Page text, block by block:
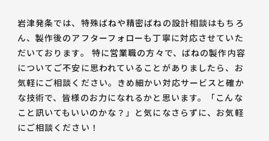
岩津発条では、特殊ばねや精密ばねの設計相談はもちろ
ん、製作後のアフターフォローも丁寧に対応させていた
だいております。 特に営業職の方々で、ばねの製作内容
についてご不安に思われていることがありましたら、お
気軽にご相談ください。きめ細かい対応サービスと確か
な技術で、皆様のお力になれるかと思います。「こんな
こと訊いてもいいのかな？」と気になさらずに、お気軽
にご相談ください！